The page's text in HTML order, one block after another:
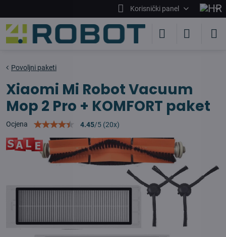
Korisnički panel
Povoljni paketi
Xiaomi Mi Robot Vacuum
Mop 2 Pro + KOMFORT paket
Ocjena 4.45/5 (20x)